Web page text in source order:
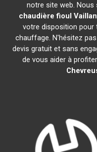
notre site web.
chaudière fioul
votre disposition pour
chauffage. N'hésitez
devis gratuit et sans
de vous aider à